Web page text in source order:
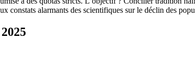
constats alarmants des scientifiques sur le déclin des